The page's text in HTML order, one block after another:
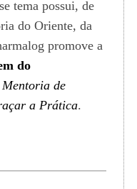
tema possui, de
do Oriente, da
promove a
do
Mentoria de
a Prática.